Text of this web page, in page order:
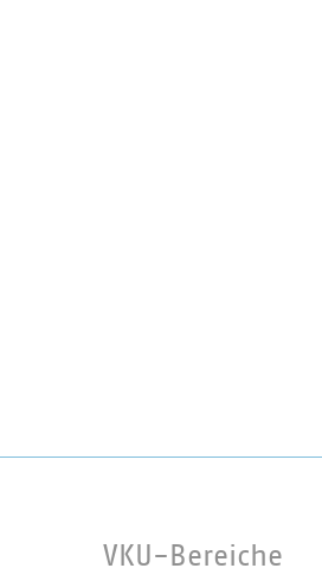
VKU-Bereiche